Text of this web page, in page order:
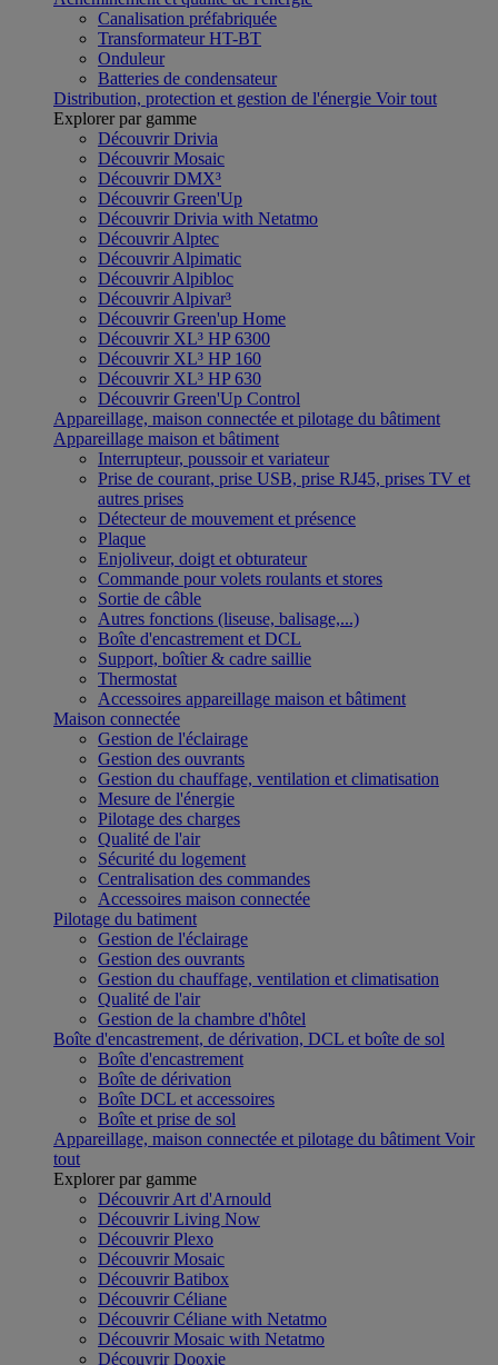
Canalisation préfabriquée
Transformateur HT-BT
Onduleur
Batteries de condensateur
Distribution, protection et gestion de l'énergie Voir tout
Explorer par gamme
Découvrir Drivia
Découvrir Mosaic
Découvrir DMX³
Découvrir Green'Up
Découvrir Drivia with Netatmo
Découvrir Alptec
Découvrir Alpimatic
Découvrir Alpibloc
Découvrir Alpivar³
Découvrir Green'up Home
Découvrir XL³ HP 6300
Découvrir XL³ HP 160
Découvrir XL³ HP 630
Découvrir Green'Up Control
Appareillage, maison connectée et pilotage du bâtiment
Appareillage maison et bâtiment
Interrupteur, poussoir et variateur
Prise de courant, prise USB, prise RJ45, prises TV et
autres prises
Détecteur de mouvement et présence
Plaque
Enjoliveur, doigt et obturateur
Commande pour volets roulants et stores
Sortie de câble
Autres fonctions (liseuse, balisage,...)
Boîte d'encastrement et DCL
Support, boîtier & cadre saillie
Thermostat
Accessoires appareillage maison et bâtiment
Maison connectée
Gestion de l'éclairage
Gestion des ouvrants
Gestion du chauffage, ventilation et climatisation
Mesure de l'énergie
Pilotage des charges
Qualité de l'air
Sécurité du logement
Centralisation des commandes
Accessoires maison connectée
Pilotage du batiment
Gestion de l'éclairage
Gestion des ouvrants
Gestion du chauffage, ventilation et climatisation
Qualité de l'air
Gestion de la chambre d'hôtel
Boîte d'encastrement, de dérivation, DCL et boîte de sol
Boîte d'encastrement
Boîte de dérivation
Boîte DCL et accessoires
Boîte et prise de sol
Appareillage, maison connectée et pilotage du bâtiment Voir
tout
Explorer par gamme
Découvrir Art d'Arnould
Découvrir Living Now
Découvrir Plexo
Découvrir Mosaic
Découvrir Batibox
Découvrir Céliane
Découvrir Céliane with Netatmo
Découvrir Mosaic with Netatmo
Découvrir Dooxie